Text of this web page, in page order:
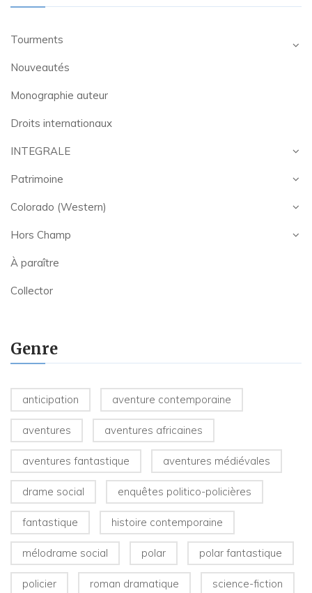
Tourments
Nouveautés
Monographie auteur
Droits internationaux
INTEGRALE
Patrimoine
Colorado (Western)
Hors Champ
À paraître
Collector
Genre
anticipation aventure contemporaine
aventures aventures africaines
aventures fantastique aventures médiévales
drame social enquêtes politico-policières
fantastique histoire contemporaine
mélodrame social polar polar fantastique
policier roman dramatique science-fiction